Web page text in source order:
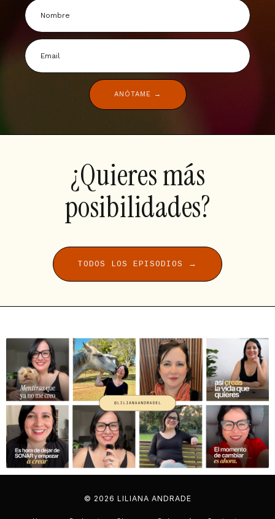
ANÓTAME →
¿Quieres más
posibilidades?
TODOS LOS EPISODIOS →
© 2026 LILIANA ANDRADE